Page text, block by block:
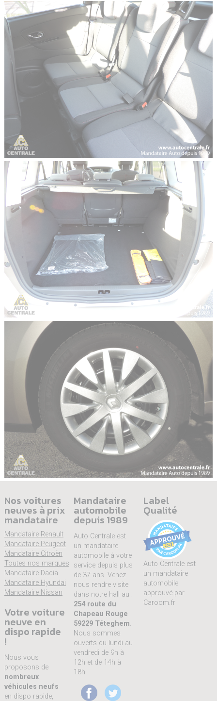
Nos voitures
neuves à prix
mandataire
Mandataire Renault
Mandataire Peugeot
Mandataire Citroën
Toutes nos marques
Mandataire Dacia
Mandataire Hyundai
Mandataire Nissan
Votre voiture
neuve en
dispo rapide
!
Nous vous
proposons de
nombreux
véhicules neufs
en dispo rapide,
Mandataire
automobile
depuis 1989
Auto Centrale est
un mandataire
automobile à votre
service depuis plus
de 37 ans. Venez
nous rendre visite
dans notre hall au :
254 route du
Chapeau Rouge
59229 Téteghem.
Nous sommes
ouverts du lundi au
vendredi de 9h à
12h et de 14h à
18h.
Label
Qualité
Auto Centrale est
un mandataire
automobile
approuvé par
Caroom.fr